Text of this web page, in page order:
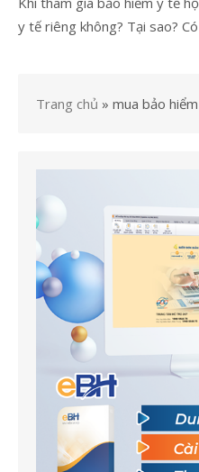
y tế riêng không? Tại sao?
Trang chủ » mua bảo